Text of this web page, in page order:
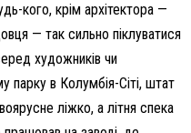
кого, крім архітектора —
— так сильно піклуватися
художників чи
парку в Колумбія-Сіті, штат
ліжко, а літня спека